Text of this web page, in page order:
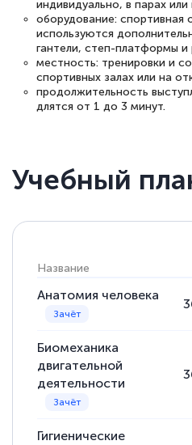
индивидуально, в парах
оборудование: спортивная
используются
гантели, степ-платформы и
местность: тренировки и
спортивных залах или на
продолжительность
длятся от 1 до 3 минут.
Учебный
Название
Анатомия человека
Биомеханика
двигательной
деятельности
Гигиенические